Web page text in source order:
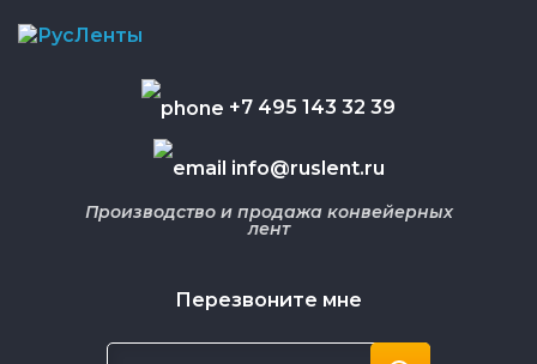
+7 495 143 32 39
info@ruslent.ru
Перезвоните мне
Производство и продажа конвейерных
лент